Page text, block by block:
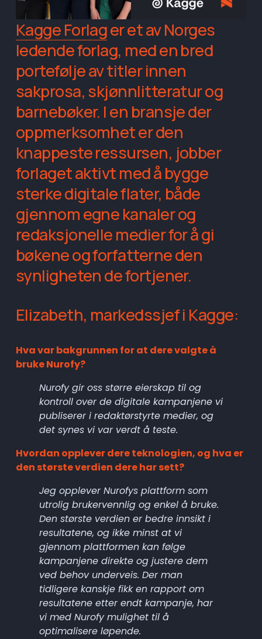
Kagge Forlag er et av Norges
ledende forlag, med en bred
portefølje av titler innen
sakprosa, skjønnlitteratur og
barnebøker. I en bransje der
oppmerksomhet er den
knappeste ressursen, jobber
forlaget aktivt med å bygge
sterke digitale flater, både
gjennom egne kanaler og
redaksjonelle medier for å gi
bøkene og forfatterne den
synligheten de fortjener.
Elizabeth, markedssjef i Kagge:
Hva var bakgrunnen for at dere valgte å
bruke Nurofy?
Nurofy gir oss større eierskap til og
kontroll over de digitale kampanjene vi
publiserer i redaktørstyrte medier, og
det synes vi var verdt å teste.
Hvordan opplever dere teknologien, og hva er
den største verdien dere har sett?
Jeg opplever Nurofys plattform som
utrolig brukervennlig og enkel å bruke.
Den største verdien er bedre innsikt i
resultatene, og ikke minst at vi
gjennom plattformen kan følge
kampanjene direkte og justere dem
ved behov underveis. Der man
tidligere kanskje fikk en rapport om
resultatene etter endt kampanje, har
vi med Nurofy mulighet til å
optimalisere løpende.